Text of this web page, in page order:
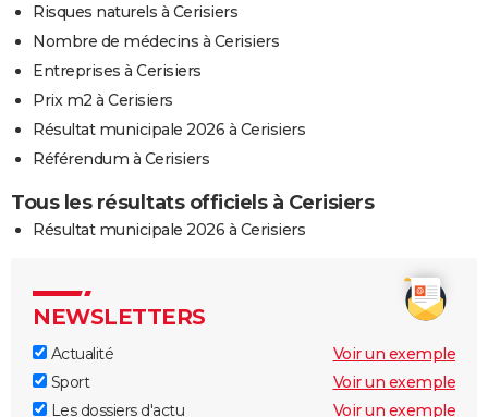
Risques naturels à Cerisiers
Nombre de médecins à Cerisiers
Entreprises à Cerisiers
Prix m2 à Cerisiers
Résultat municipale 2026 à Cerisiers
Référendum à Cerisiers
Tous les résultats officiels à Cerisiers
Résultat municipale 2026 à Cerisiers
NEWSLETTERS
Actualité
Voir un exemple
Sport
Voir un exemple
Les dossiers d'actu
Voir un exemple